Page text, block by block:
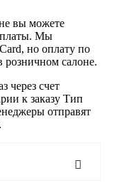
вы можете
Мы
но оплату по
салоне.
через счет
к заказу Тип
отправят